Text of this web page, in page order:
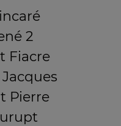
2
Fiacre
Pierre